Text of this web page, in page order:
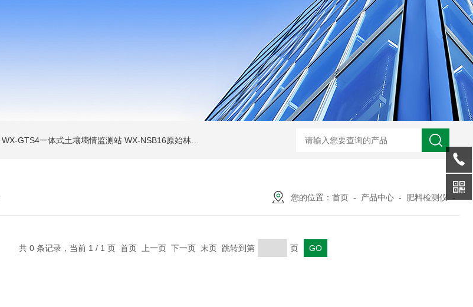
WX-GTS4一体式土壤墒情监测站 WX-NSB16原始林区鸟类AI监测设备 WX-NSB16生态保护区鸟类智能识别终端 WX-WY温盐仪
您的位置： 首页 - 产品中心 - 肥料检测仪 -
共 0 条记录，当前 1 / 1 页 首页 上一页 下一页 末页 跳转到第 页